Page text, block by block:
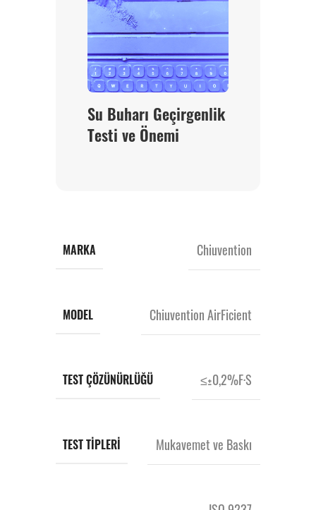
Su Buharı Geçirgenlik
Testi ve Önemi
MARKA Chiuvention
MODEL Chiuvention AirFicient
TEST ÇÖZÜNÜRLÜĞÜ ≤±0,2%F·S
TEST TIPLERI Mukavemet ve Baskı